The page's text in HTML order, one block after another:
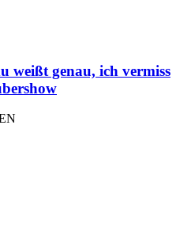
weißt genau, ich vermiss